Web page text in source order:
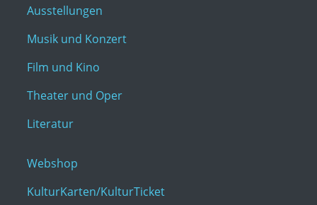
Ausstellungen
Musik und Konzert
Film und Kino
Theater und Oper
Literatur
Webshop
KulturKarten/KulturTicket